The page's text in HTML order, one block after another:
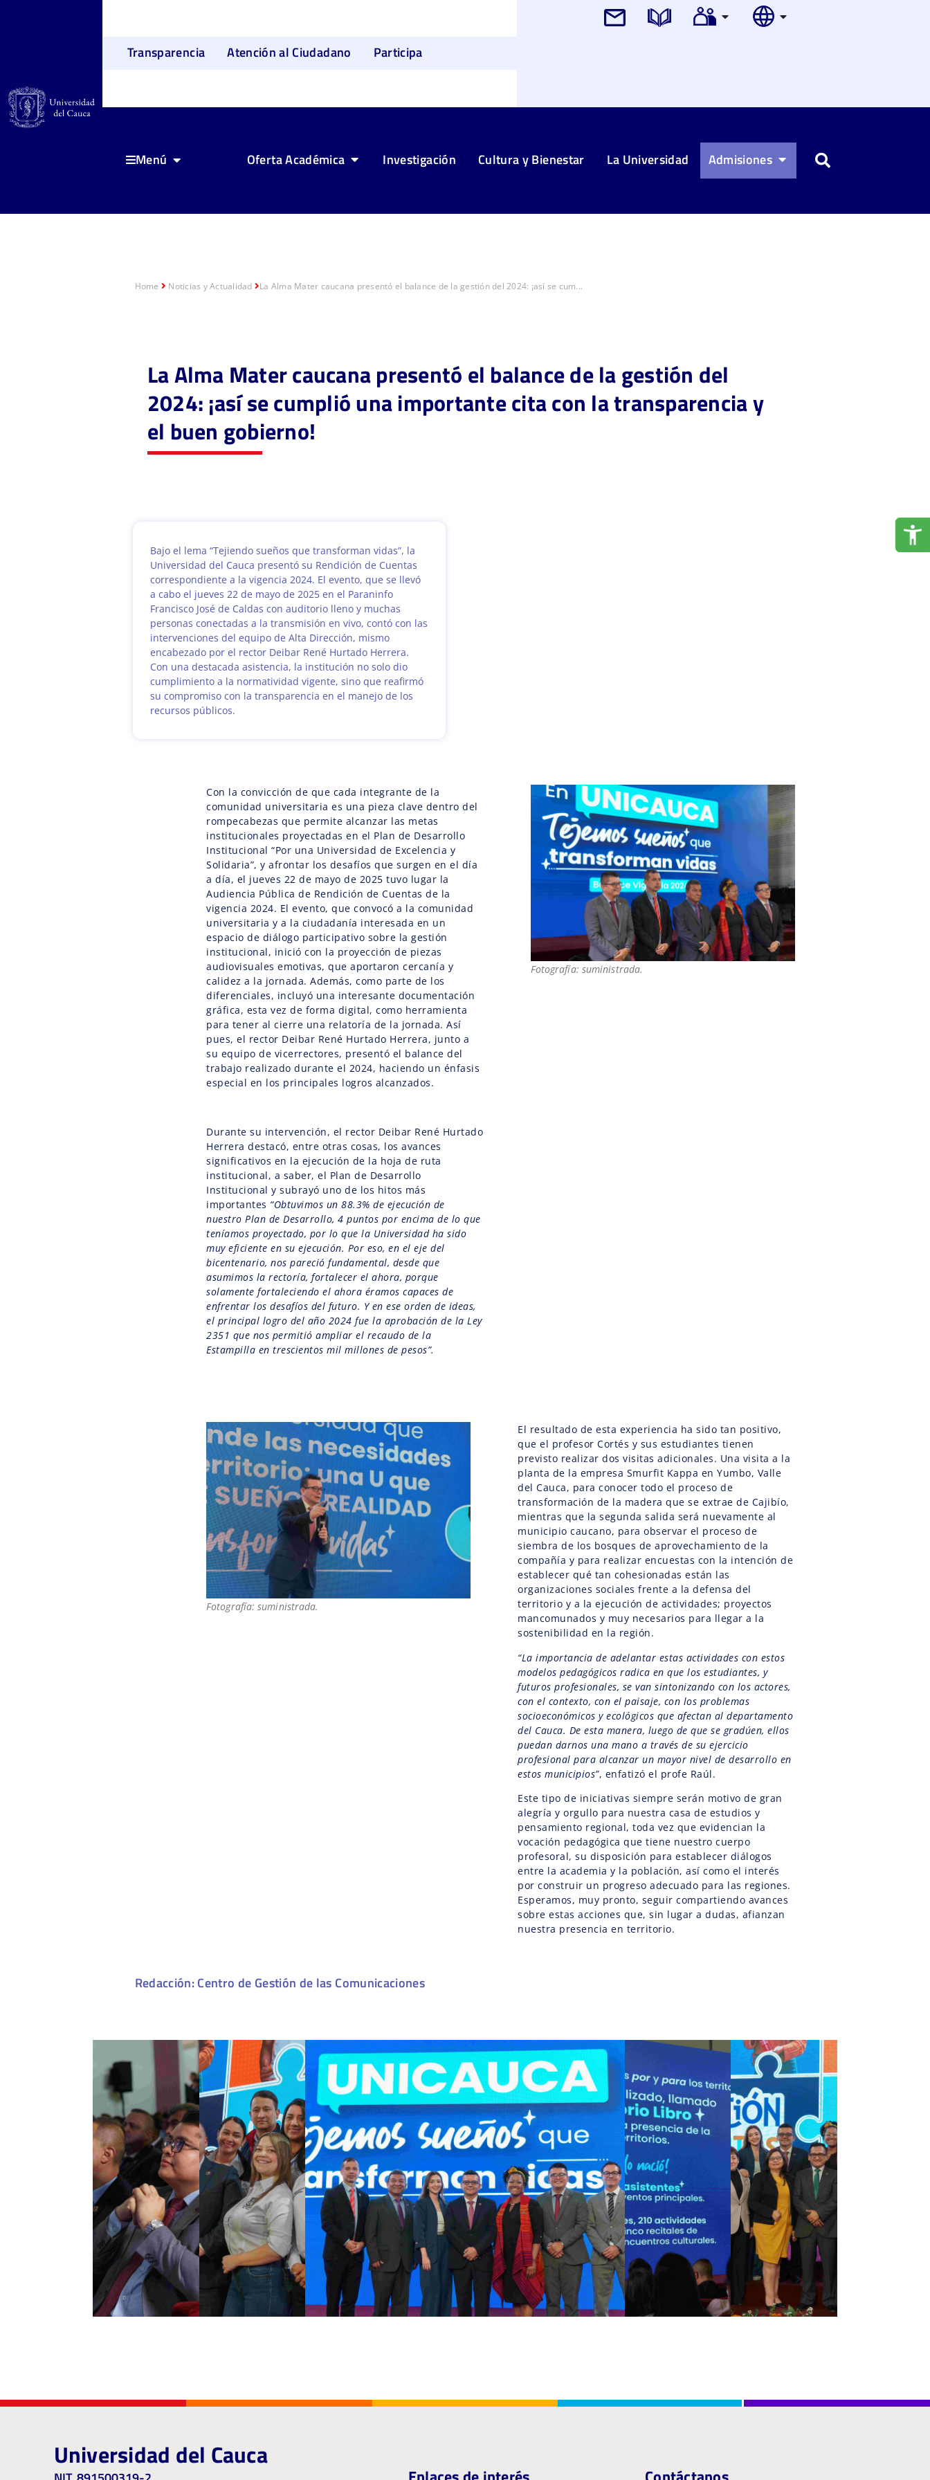
Transparencia Atención al Ciudadano Participa
Menú Oferta Académica Investigación Cultura y Bienestar La Universidad Admisiones Buscar
Home Noticias y Actualidad La Alma Mater caucana presentó el balance de la gestión del 2024: ¡así se cum...
La Alma Mater caucana presentó el balance de la gestión del
2024: ¡así se cumplió una importante cita con la transparencia y
el buen gobierno!
Bajo el lema “Tejiendo sueños que transforman vidas”, la
Universidad del Cauca presentó su Rendición de Cuentas
correspondiente a la vigencia 2024. El evento, que se llevó
a cabo el jueves 22 de mayo de 2025 en el Paraninfo
Francisco José de Caldas con auditorio lleno y muchas
personas conectadas a la transmisión en vivo, contó con las
intervenciones del equipo de Alta Dirección, mismo
encabezado por el rector Deibar René Hurtado Herrera.
Con una destacada asistencia, la institución no solo dio
cumplimiento a la normatividad vigente, sino que reafirmó
su compromiso con la transparencia en el manejo de los
recursos públicos.
Con la convicción de que cada integrante de la
comunidad universitaria es una pieza clave dentro del
rompecabezas que permite alcanzar las metas
institucionales proyectadas en el Plan de Desarrollo
Institucional “Por una Universidad de Excelencia y
Solidaria”, y afrontar los desafíos que surgen en el día
a día, el jueves 22 de mayo de 2025 tuvo lugar la
Audiencia Pública de Rendición de Cuentas de la
vigencia 2024. El evento, que convocó a la comunidad
universitaria y a la ciudadanía interesada en un
espacio de diálogo participativo sobre la gestión
institucional, inició con la proyección de piezas
audiovisuales emotivas, que aportaron cercanía y
calidez a la jornada. Además, como parte de los
diferenciales, incluyó una interesante documentación
gráfica, esta vez de forma digital, como herramienta
para tener al cierre una relatoría de la jornada. Así
pues, el rector Deibar René Hurtado Herrera, junto a
su equipo de vicerrectores, presentó el balance del
trabajo realizado durante el 2024, haciendo un énfasis
especial en los principales logros alcanzados.
Durante su intervención, el rector Deibar René Hurtado
Herrera destacó, entre otras cosas, los avances
significativos en la ejecución de la hoja de ruta
institucional, a saber, el Plan de Desarrollo
Institucional y subrayó uno de los hitos más
importantes “Obtuvimos un 88.3% de ejecución de
nuestro Plan de Desarrollo, 4 puntos por encima de lo que
teníamos proyectado, por lo que la Universidad ha sido
muy eficiente en su ejecución. Por eso, en el eje del
bicentenario, nos pareció fundamental, desde que
asumimos la rectoría, fortalecer el ahora, porque
solamente fortaleciendo el ahora éramos capaces de
enfrentar los desafíos del futuro. Y en ese orden de ideas,
el principal logro del año 2024 fue la aprobación de la Ley
2351 que nos permitió ampliar el recaudo de la
Estampilla en trescientos mil millones de pesos”.
Fotografía: suministrada.
Fotografía: suministrada.
El resultado de esta experiencia ha sido tan positivo,
que el profesor Cortés y sus estudiantes tienen
previsto realizar dos visitas adicionales. Una visita a la
planta de la empresa Smurfit Kappa en Yumbo, Valle
del Cauca, para conocer todo el proceso de
transformación de la madera que se extrae de Cajibío,
mientras que la segunda salida será nuevamente al
municipio caucano, para observar el proceso de
siembra de los bosques de aprovechamiento de la
compañía y para realizar encuestas con la intención de
establecer qué tan cohesionadas están las
organizaciones sociales frente a la defensa del
territorio y a la ejecución de actividades; proyectos
mancomunados y muy necesarios para llegar a la
sostenibilidad en la región.
“La importancia de adelantar estas actividades con estos
modelos pedagógicos radica en que los estudiantes, y
futuros profesionales, se van sintonizando con los actores,
con el contexto, con el paisaje, con los problemas
socioeconómicos y ecológicos que afectan al departamento
del Cauca. De esta manera, luego de que se gradúen, ellos
puedan darnos una mano a través de su ejercicio
profesional para alcanzar un mayor nivel de desarrollo en
estos municipios”, enfatizó el profe Raúl.
Este tipo de iniciativas siempre serán motivo de gran
alegría y orgullo para nuestra casa de estudios y
pensamiento regional, toda vez que evidencian la
vocación pedagógica que tiene nuestro cuerpo
profesoral, su disposición para establecer diálogos
entre la academia y la población, así como el interés
por construir un progreso adecuado para las regiones.
Esperamos, muy pronto, seguir compartiendo avances
sobre estas acciones que, sin lugar a dudas, afianzan
nuestra presencia en territorio.
Redacción: Centro de Gestión de las Comunicaciones
Universidad del Cauca